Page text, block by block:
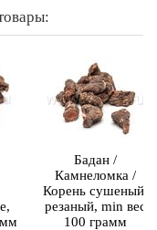
Бадан /
Камнеломка /
Корень сушеный,
резаный, min вес
100 грамм